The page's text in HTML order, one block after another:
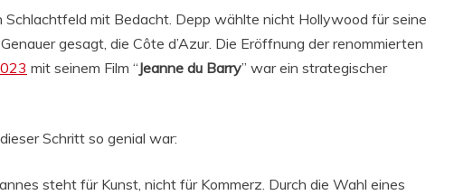
Schlachtfeld mit Bedacht. Depp wählte nicht Hollywood für seine
gesagt, die Côte d’Azur. Die Eröffnung der renommierten
mit seinem Film “Jeanne du Barry” war ein strategischer
Schritt so genial war:
steht für Kunst, nicht für Kommerz. Durch die Wahl eines